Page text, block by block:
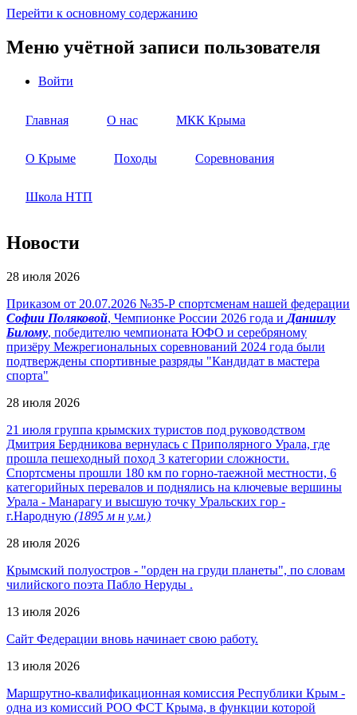
Перейти к основному содержанию
Меню учётной записи пользователя
Войти
Главная О нас МКК Крыма
О Крыме Походы Соревнования
Школа НТП
Новости
28 июля 2026
Приказом от 20.07.2026 №35-Р спортсменам нашей федерации
Софии Поляковой, Чемпионке России 2026 года и Даниилу
Билому, победителю чемпионата ЮФО и серебряному
призёру Межрегиональных соревнований 2024 года были
подтверждены спортивные разряды "Кандидат в мастера
спорта"
28 июля 2026
21 июля группа крымских туристов под руководством
Дмитрия Бердникова вернулась с Приполярного Урала, где
прошла пешеходный поход 3 категории сложности.
Спортсмены прошли 180 км по горно-таежной местности, 6
категорийных перевалов и поднялись на ключевые вершины
Урала - Манарагу и высшую точку Уральских гор -
г.Народную (1895 м н у.м.)
28 июля 2026
Крымский полуостров - "орден на груди планеты", по словам
чилийского поэта Пабло Неруды .
13 июля 2026
Сайт Федерации вновь начинает свою работу.
13 июля 2026
Маршрутно-квалификационная комиссия Республики Крым -
одна из комиссий РОО ФСТ Крыма, в функции которой